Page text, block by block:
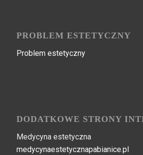
PROBLEM ESTETYCZNY
Problem estetyczny
DODATKOWE STRONY
Medycyna estetyczna
medycynaestetycznapabianice.pl